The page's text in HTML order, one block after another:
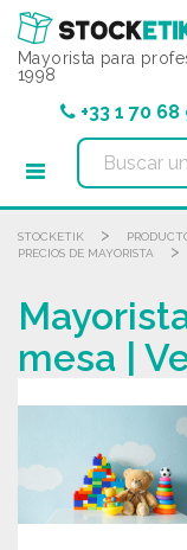
Mayorista para
1998
+33 1 70
STOCKETIK >
PRECIOS DE MAYORISTA
>
mesa |
Panel de gestión de